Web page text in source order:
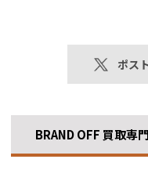
ポス
BRAND OFF 買取専